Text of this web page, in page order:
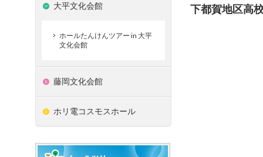
下都賀地区高
大平文化会館
ホールたんけんツアー in 大平
文化会館
藤岡文化会館
ホリ電コスモスホール